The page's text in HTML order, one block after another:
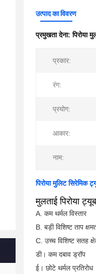
उत्पाद का विवरण
प्रमुखता देना:पिरोया
प्रकार:
रंग:
प्रयोग:
आकार:
नाम:
पिरोया मुलिट सिरेमिक
मुलताई पिरोया ट्यूब
A. कम थर्मल विस्तार
B. बड़ी विशिष्ट ताप
C. उच्च विशिष्ट सतह
डी। कम दबाव ड्रॉप
ई। छोटे थर्मल प्रतिरोध